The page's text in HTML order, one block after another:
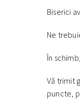
Biserici
Ne
În
Vă trimit
puncte,